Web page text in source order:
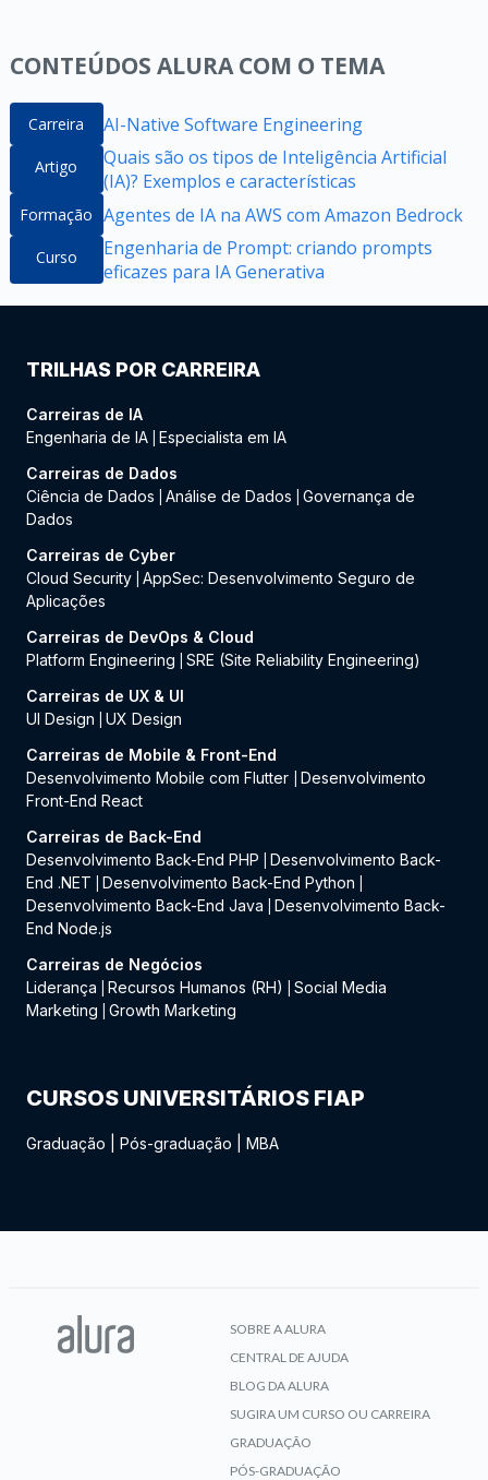
CONTEÚDOS ALURA COM O TEMA
Carreira AI-Native Software Engineering
Artigo
Quais são os tipos de Inteligência Artificial
(IA)? Exemplos e características
Formação Agentes de IA na AWS com Amazon Bedrock
Curso
Engenharia de Prompt: criando prompts
eficazes para IA Generativa
TRILHAS POR CARREIRA
Carreiras de IA
Engenharia de IA Especialista em IA
Carreiras de Dados
Ciência de Dados
Análise de Dados
Governança de
Dados
Carreiras de Cyber
Cloud Security AppSec: Desenvolvimento Seguro de
Aplicações
Carreiras de DevOps & Cloud
Platform Engineering
SRE (Site Reliability Engineering)
Carreiras de UX & UI
UI Design
UX Design
Carreiras de Mobile & Front-End
Desenvolvimento Mobile com Flutter
Desenvolvimento
Front-End React
Carreiras de Back-End
Desenvolvimento Back-End PHP
Desenvolvimento Back-
End .NET
Desenvolvimento Back-End Python
Desenvolvimento Back-End Java
Desenvolvimento Back-
End Node.js
Carreiras de Negócios
Liderança
Recursos Humanos (RH)
Social Media
Marketing
Growth Marketing
CURSOS UNIVERSITÁRIOS FIAP
Graduação Pós-graduação MBA
SOBRE A ALURA
CENTRAL DE AJUDA
BLOG DA ALURA
SUGIRA UM CURSO OU CARREIRA
GRADUAÇÃO
PÓS-GRADUAÇÃO